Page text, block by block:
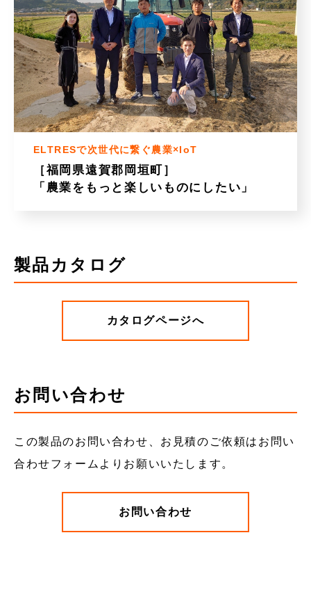
ELTRESで次世代に繋ぐ農業×IoT
［福岡県遠賀郡岡垣町］
「農業をもっと楽しいものにしたい」
製品カタログ
カタログページへ
お問い合わせ
この製品のお問い合わせ、お見積のご依頼はお問い
合わせフォームよりお願いいたします。
お問い合わせ